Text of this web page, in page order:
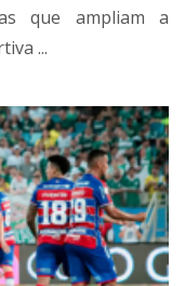
que ampliam a
...